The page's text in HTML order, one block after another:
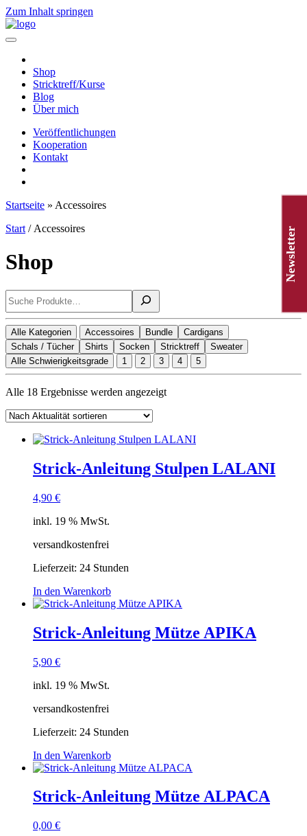
Zum Inhalt springen
Hauptnavigation
Shop
Stricktreff/Kurse
Blog
Über mich
Veröffentlichungen
Kooperation
Kontakt
Startseite » Accessoires
Start / Accessoires
Shop
Suchen
Alle Kategorien Accessoires Bundle
Cardigans
Schals / Tücher
Shirts Socken Stricktreff
Sweater
Alle Schwierigkeitsgrade
1 2 3 4 5
Alle 18 Ergebnisse werden angezeigtNach
Strick-Anleitung Stulpen LALANI
4,90 €
inkl. 19 % MwSt.
versandkostenfrei
Lieferzeit: 24 Stunden
In den Warenkorb
Strick-Anleitung Mütze APIKA
5,90 €
inkl. 19 % MwSt.
versandkostenfrei
Lieferzeit: 24 Stunden
In den Warenkorb
Strick-Anleitung Mütze ALPACA
0,00 €
Newsletter